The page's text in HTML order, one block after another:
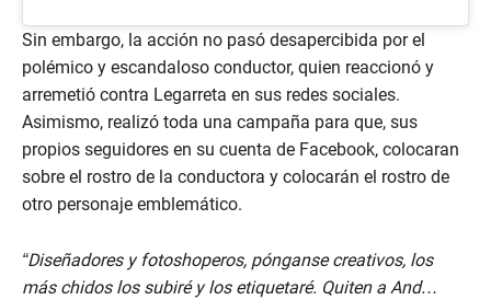
Sin embargo, la acción no pasó desapercibida por el
polémico y escandaloso conductor, quien reaccionó y
arremetió contra Legarreta en sus redes sociales.
Asimismo, realizó toda una campaña para que, sus
propios seguidores en su cuenta de Facebook, colocaran
sobre el rostro de la conductora y colocarán el rostro de
otro personaje emblemático.
“Diseñadores y fotoshoperos, pónganse creativos, los
más chidos los subiré y los etiquetaré. Quiten a And…